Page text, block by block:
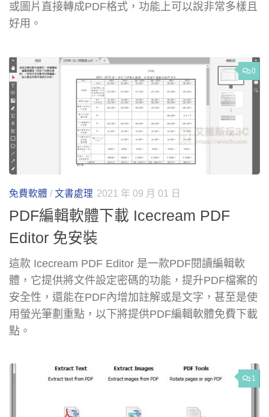
或圖片直接轉成PDF格式，功能上可以說非常多樣且
好用。
0
免費軟體 / 文書處理 2021 年 09 月 01 日
PDF編輯軟體下載 Icecream PDF
Editor 免安裝
這款 Icecream PDF Editor 是一款PDF閱讀編輯軟
體，它提供將文件設定密碼的功能，提升PDF檔案的
安全性，還能在PDF內增加註解或是文字，甚至是使
用螢光筆劃重點，以下將提供PDF編輯軟體免費下載
點。
1